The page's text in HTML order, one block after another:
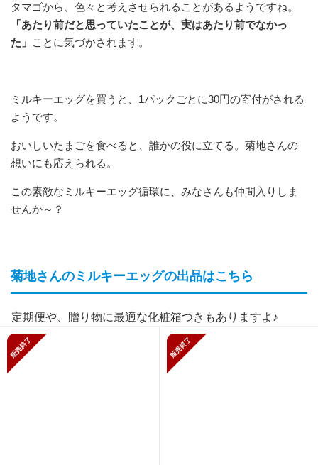
タマゴから、色々と考えさせられることがあるようですね。
「あたり前だと思っていたことが、実はあたり前でなかっ
た」 ことに気づかされます。
ミルキーエッグを買うと、1パックごとに30円の寄付がされる
ようです。
おいしいたまごを食べると、誰かの役に立てる。菊地さんの
想いにも応えられる。
この素敵なミルキーエッグ循環に、みなさんも仲間入りしま
せんか～？
菊地さんのミルキーエッグの出品はこちら
定期便や、贈り物に最適な化粧箱つきもありますよ♪